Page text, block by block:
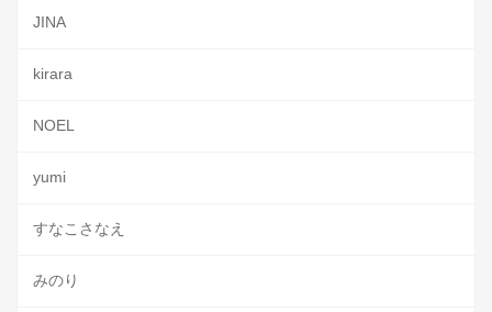
JINA
kirara
NOEL
yumi
すなこさなえ
みのり